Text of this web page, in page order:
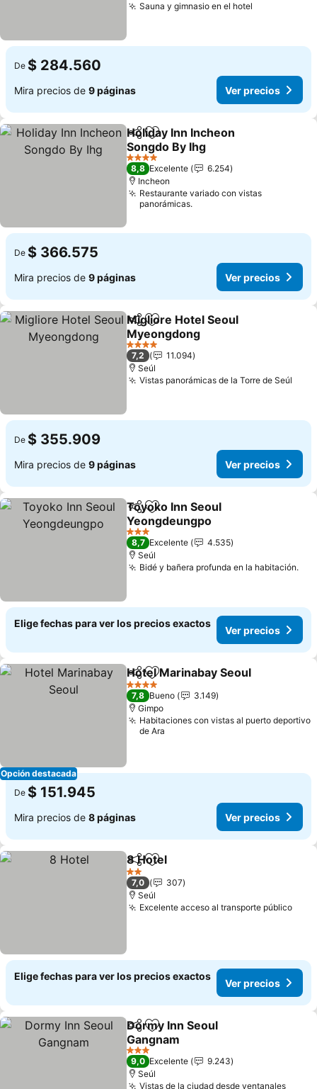
Sauna y gimnasio en el hotel
De $ 284.560
Mira precios de 9 páginas Ver precios
CompartirAgregar a favoritos
Holiday Inn Incheon
Songdo By Ihg
4 Estrellas
8,8 Excelente
6.254
Incheon
Restaurante variado con vistas
panorámicas.
De $ 366.575
Mira precios de 9 páginas Ver precios
CompartirAgregar a favoritos
Migliore Hotel Seoul
Myeongdong
4 Estrellas
7,2
11.094
Seúl
Vistas panorámicas de la Torre de Seúl
De $ 355.909
Mira precios de 9 páginas Ver precios
Compartir
Agregar a favoritos
Toyoko Inn Seoul
Yeongdeungpo
3 Estrellas
8,7 Excelente
4.535
Seúl
Bidé y bañera profunda en la habitación.
Elige fechas para ver los precios exactos
Ver precios
Opción destacada
CompartirAgregar a favoritos
Hotel Marinabay Seoul
4 Estrellas
7,8 Bueno
3.149
Gimpo
Habitaciones con vistas al puerto deportivo
de Ara
De $ 151.945
Mira precios de 8 páginas Ver precios
CompartirAgregar a favoritos
8 Hotel
2 Estrellas
7,0
307
Seúl
Excelente acceso al transporte público
Elige fechas para ver los precios exactos
Ver precios
CompartirAgregar a favoritos
Dormy Inn Seoul
Gangnam
3 Estrellas
9,0 Excelente
9.243
Seúl
Vistas de la ciudad desde ventanales